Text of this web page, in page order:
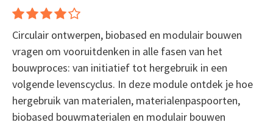
Circulair ontwerpen, biobased en modulair bouwen
vragen om vooruitdenken in alle fasen van het
bouwproces: van initiatief tot hergebruik in een
volgende levenscyclus. In deze module ontdek je hoe
hergebruik van materialen, materialenpaspoorten,
biobased bouwmaterialen en modulair bouwen